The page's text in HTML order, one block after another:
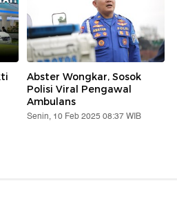
Abster Wongkar, Sosok
Polisi Viral Pengawal
Ambulans
Senin, 10 Feb 2025 08:37 WIB